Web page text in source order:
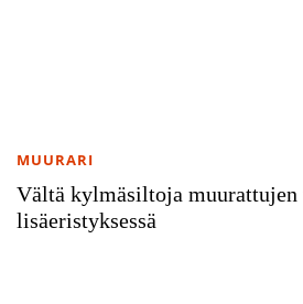
Vältä kylmäsiltoja muurattujen
lisäeristyksessä
MUURARI